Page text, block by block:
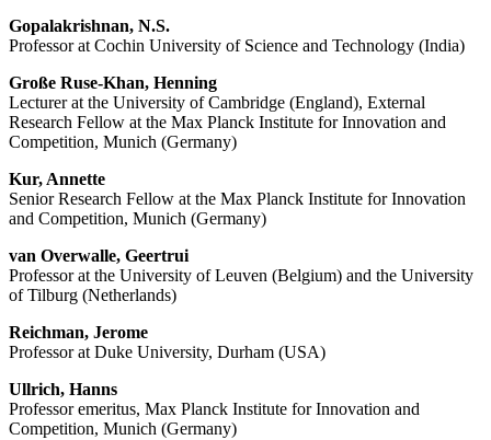
Gopalakrishnan, N.S.
Professor at Cochin University of Science and Technology (India)
Große Ruse-Khan, Henning
Lecturer at the University of Cambridge (England), External
Research Fellow at the Max Planck Institute for Innovation and
Competition, Munich (Germany)
Kur, Annette
Senior Research Fellow at the Max Planck Institute for Innovation
and Competition, Munich (Germany)
van Overwalle, Geertrui
Professor at the University of Leuven (Belgium) and the University
of Tilburg (Netherlands)
Reichman, Jerome
Professor at Duke University, Durham (USA)
Ullrich, Hanns
Professor emeritus, Max Planck Institute for Innovation and
Competition, Munich (Germany)